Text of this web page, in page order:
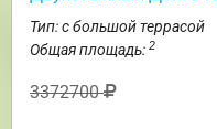
Тип: с большой террасой
Общая площадь: 2
3372700